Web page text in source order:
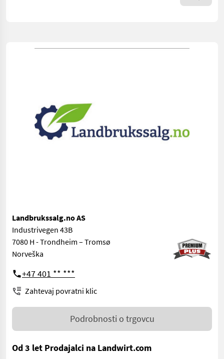
Landbrukssalg.no AS
Industrivegen 43B
7080 H - Trondheim – Tromsø
Norveška
+47 401 ** ***
Zahtevaj povratni klic
Podrobnosti o trgovcu
Od 3 let Prodajalci na Landwirt.com